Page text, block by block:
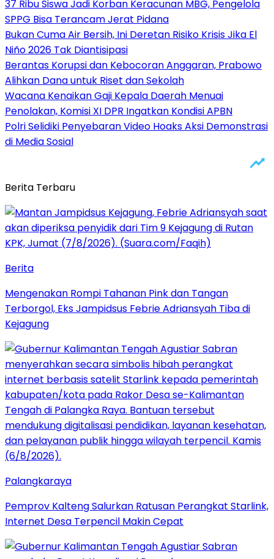
37 Ribu Siswa Jadi Korban Keracunan MBG, Pengelola
SPPG Bisa Terancam Jerat Pidana
Bukan Cuma Air Bersih, Ini Deretan Risiko Krisis Jika El
Niño 2026 Tak Diantisipasi
Berantas Korupsi dan Kebocoran Anggaran, Prabowo
Alihkan Dana untuk Riset dan Sekolah
Wacana Kenaikan Gaji Kepala Daerah Menuai
Penolakan, Komisi XI DPR Ingatkan Kondisi APBN
Polri Selidiki Penyebaran Video Hoaks Aksi Demonstrasi
di Media Sosial
Berita Terbaru
Berita
Mengenakan Rompi Tahanan Pink dan Tangan
Terborgol, Eks Jampidsus Febrie Adriansyah Tiba di
Kejagung
Palangkaraya
Pemprov Kalteng Salurkan Ratusan Perangkat Starlink,
Internet Desa Terpencil Makin Cepat